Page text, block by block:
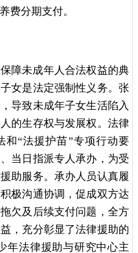
费分期支付。
障未成年人合法权益的典
女是法定强制性义务。张
导致未成年子女生活陷入
的生存权与发展权。法律
和“法援护苗”专项行动要
当日指派专人承办，为受
助服务。承办人员认真履
极沟通协调，促成双方达
欠及后续支付问题，全方
，充分彰显了法律援助的
年法律援助与研究中心主